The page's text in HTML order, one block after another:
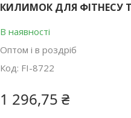
КИЛИМОК ДЛЯ ФІТНЕСУ
В наявності
Оптом і в роздріб
Код: FI-8722
1 296,75 ₴